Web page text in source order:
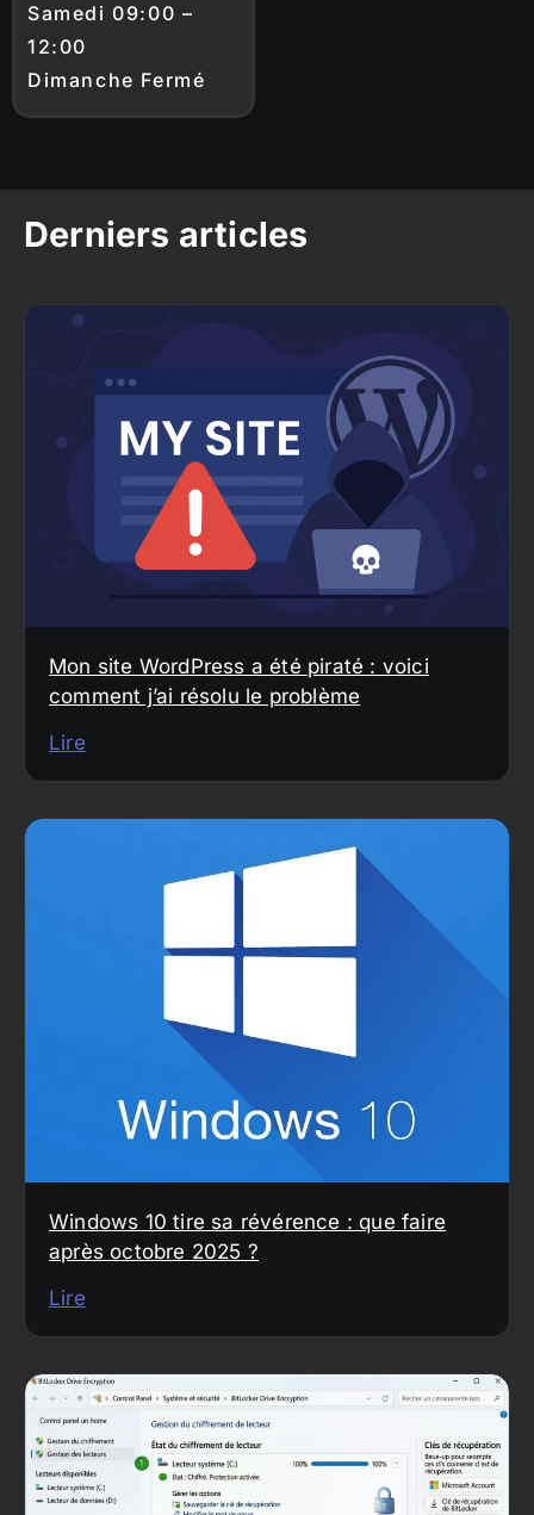
Samedi 09:00 –
12:00
Dimanche Fermé
Derniers articles
Mon site WordPress a été piraté : voici
comment j’ai résolu le problème
Lire
Windows 10 tire sa révérence : que faire
après octobre 2025 ?
Lire